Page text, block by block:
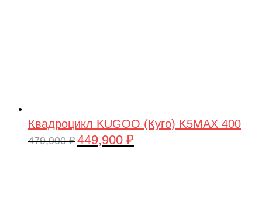
Квадроцикл KUGOO (Куго) K5MAX 400
479,900₽ Первоначальная
449,900 ₽